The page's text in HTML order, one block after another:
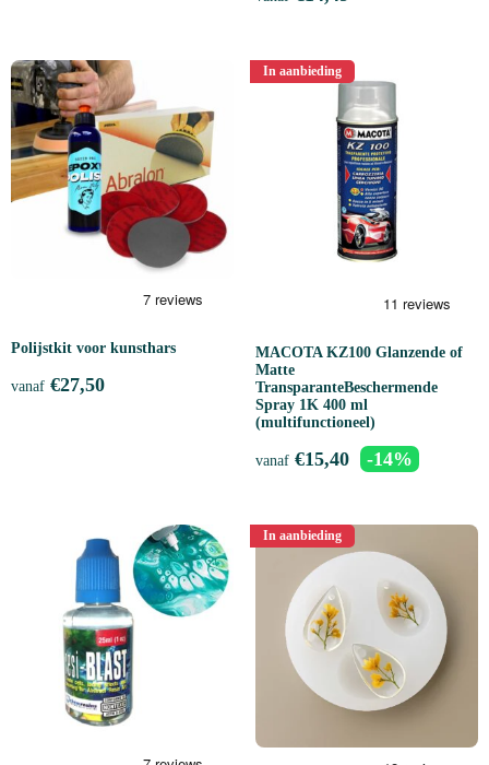
Polijstkit voor kunsthars
vanaf €27,50
In aanbieding
MACOTA KZ100 Glanzende of
Matte
TransparanteBeschermende
Spray 1K 400 ml
(multifunctioneel)
vanaf €15,40 -14%
In aanbieding